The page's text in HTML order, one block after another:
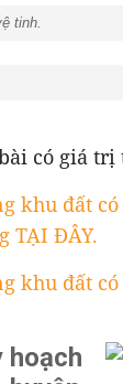
tinh.
có giá trị
khu đất
TẠI ĐÂY.
khu đất
hoạch